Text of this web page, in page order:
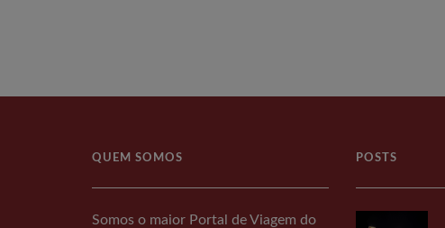
QUEM SOMOS
Somos o maior Portal de Viagem do
POSTS